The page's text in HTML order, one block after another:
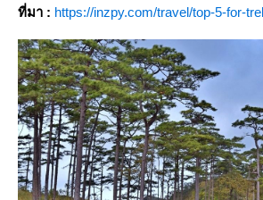
ที่มา : https://inzpy.com/travel/top-5-for-